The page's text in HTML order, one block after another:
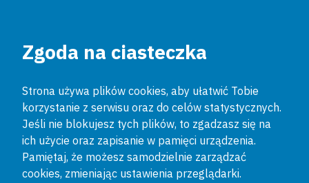
Zgoda na ciasteczka
Strona używa plików cookies, aby ułatwić Tobie
korzystanie z serwisu oraz do celów statystycznych.
Jeśli nie blokujesz tych plików, to zgadzasz się na
ich użycie oraz zapisanie w pamięci urządzenia.
Pamiętaj, że możesz samodzielnie zarządzać
cookies, zmieniając ustawienia przeglądarki.